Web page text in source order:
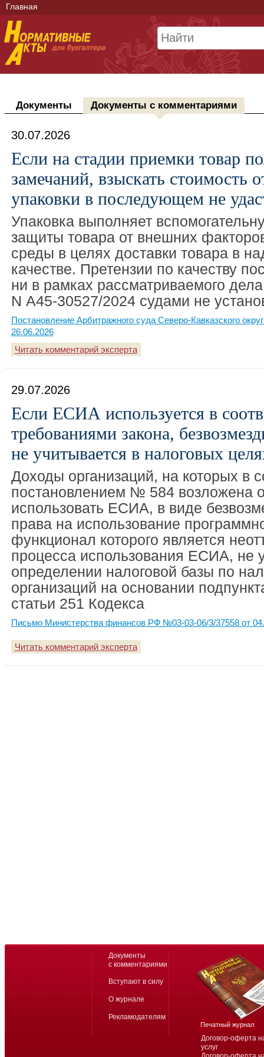
Главная
Документы Документы с комментариями
30.07.2026
Если на стадии приемки товар
замечаний, взыскать стоимость
упаковки в последующем не
Упаковка выполняет
защиты товара от внешних
среды в целях доставки товара в
качестве. Претензии по качеству
ни в рамках рассматриваемого
N А45-30527/2024 судами не
Постановление Арбитражного суда Северо-Кавказского
26.06.2026
Читать комментарий эксперта
29.07.2026
Если ЕСИА используется в
требованиями закона,
не учитывается в налоговых
Доходы организаций, на которых в
постановлением № 584 возложена
использовать ЕСИА, в виде
права на использование
функционал которого является
процесса использования ЕСИА, не
определении налоговой базы по
организаций на основании
статьи 251 Кодекса
Письмо Министерства финансов РФ №03-03-06/3/37558 от
Читать комментарий эксперта
Договор-оферта
услуг
Документы
с комментариями
Вступают в силу
О журнале
Рекламодателям
Печатный журнал